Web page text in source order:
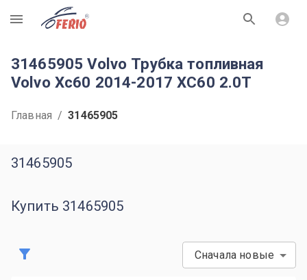
R
31465905 Volvo Трубка топливная
Volvo Xc60 2014-2017 ХС60 2.0T
Главная / 31465905
31465905
Купить 31465905
Сначала новые